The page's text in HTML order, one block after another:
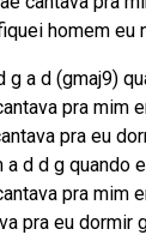
homem eu
g a d (gmaj9)
pra mim
pra eu
a d d g quando
pra mim
pra eu dormir